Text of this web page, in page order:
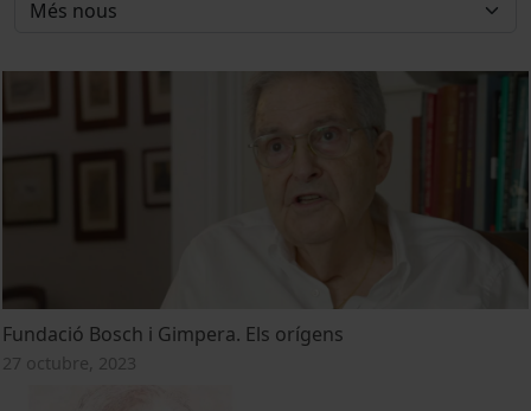
Fundació Bosch i Gimpera. Els orígens
27 octubre, 2023